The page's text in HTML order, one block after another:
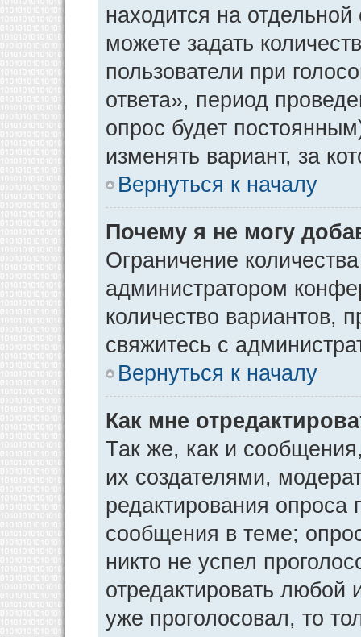
находится на
можете задать
пользователи при
ответа», период
опрос будет
изменять вариант, за
Вернуться к началу
Почему я не могу
Ограничение
администратором
количество вариантов,
свяжитесь с
Вернуться к началу
Как мне
Так же, как и
их создателями,
редактирования опроса
сообщения в теме;
никто не успел
отредактировать любой
уже проголосовал, то